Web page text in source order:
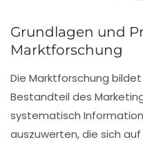
Grundlagen und
Marktforschung
Die Marktforschung bildet
Bestandteil des
systematisch
auszuwerten, die sich auf